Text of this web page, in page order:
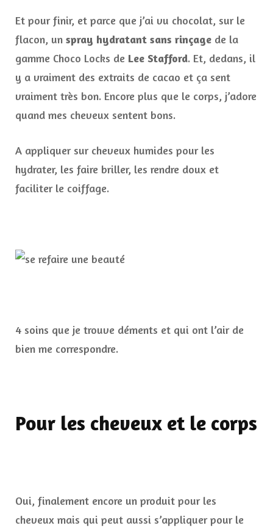
Et pour finir, et parce que j’ai vu chocolat, sur le
flacon, un spray hydratant sans rinçage de la
gamme Choco Locks de Lee Stafford. Et, dedans, il
y a vraiment des extraits de cacao et ça sent
vraiment très bon. Encore plus que le corps, j’adore
quand mes cheveux sentent bons.
A appliquer sur cheveux humides pour les
hydrater, les faire briller, les rendre doux et
faciliter le coiffage.
4 soins que je trouve déments et qui ont l’air de
bien me correspondre.
Pour les cheveux et le corps
Oui, finalement encore un produit pour les
cheveux mais qui peut aussi s’appliquer pour le